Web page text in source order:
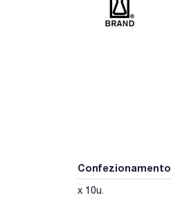
Confezionamento
x 10u.